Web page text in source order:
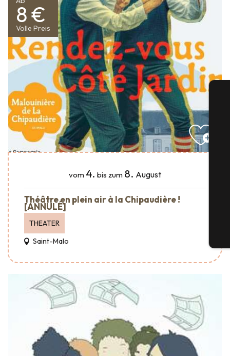
8 €
Volle Preis
vom 4. bis zum 8. August
Théâtre en plein air à la Chipaudière !
[ANNULÉ]
THEATER
Saint-Malo